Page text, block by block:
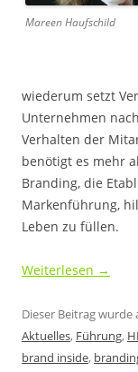
Mareen Haufschild
wiederum setzt
Unternehmen
Verhalten der
benötigt es mehr
Branding, die
Markenführung,
Leben zu füllen.
Weiterlesen →
Dieser Beitrag wurde
Aktuelles, Führung,
brand inside,